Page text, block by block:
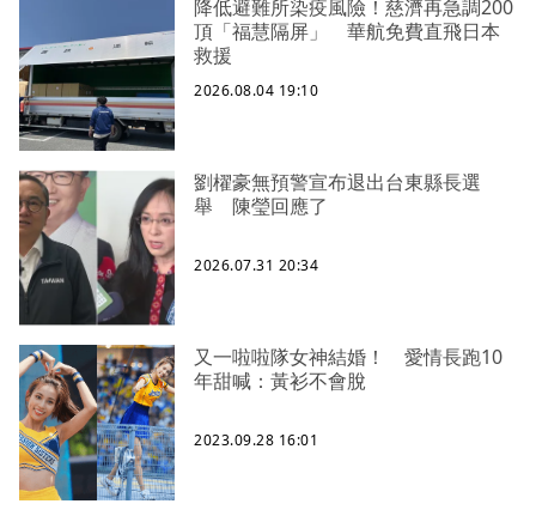
降低避難所染疫風險！慈濟再急調200
頂「福慧隔屏」 華航免費直飛日本
救援
2026.08.04 19:10
劉櫂豪無預警宣布退出台東縣長選
舉 陳瑩回應了
2026.07.31 20:34
又一啦啦隊女神結婚！ 愛情長跑10
年甜喊：黃衫不會脫
2023.09.28 16:01